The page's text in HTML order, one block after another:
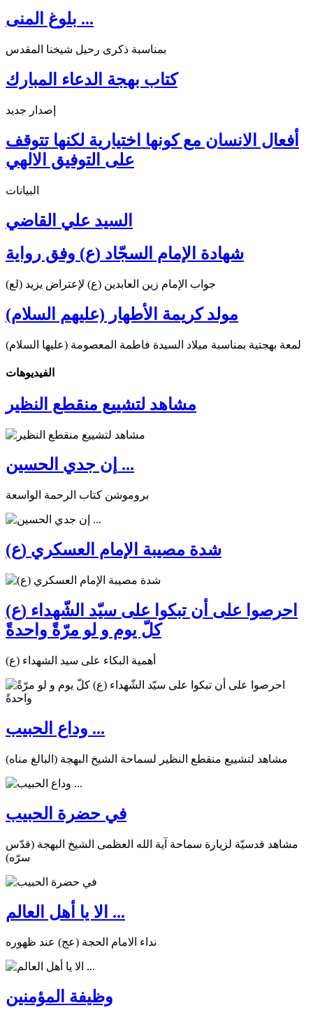
بلوغ المنى ...
بمناسبة ذكرى رحيل شيخنا المقدس
كتاب بهجة الدعاء المبارك
إصدار جديد
أفعال الانسان مع كونها اختيارية لكنها تتوقف
على التوفيق الالهي
البيانات
السيد علي القاضي
شهادة الإمام السجّاد (ع) وفق رواية
جواب الإمام زين العابدين (ع) لإعتراض يزيد (لع)
مولد كريمة الأطهار (عليهم السلام)
لمعة بهجتية بمناسبة ميلاد السيدة فاطمة المعصومة (عليها السلام)
الفیدیوهات
مشاهد لتشييع منقطع النظير
إن جدي الحسين ...
بروموشن كتاب الرحمة الواسعة
شدة مصيبة الإمام العسكري (ع)
احرصوا على أن تبكوا على سيّد الشّهداء (ع)
كلّ يوم و لو مرّةً واحدةً
أهمية البكاء على سيد الشهداء (ع)
وداع الحبيب ...
مشاهد لتشييع منقطع النظير لسماحة الشيخ البهجة (البالغ مناه)
في حضرة الحبيب
مشاهد قدسيّة لزيارة سماحة آية الله العظمى الشيخ البهجة (قدّس
سرّه)
الا يا أهل العالم ...
نداء الامام الحجة (عج) عند ظهوره
وظيفة المؤمنين